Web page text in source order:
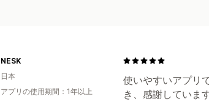
使いやすいアプリ
き、感謝しています
NESK
日本
アプリの使用期間：1年以上